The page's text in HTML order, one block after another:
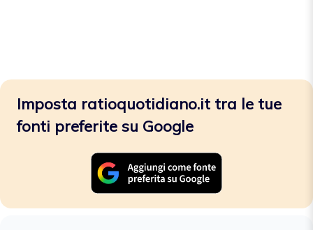
Imposta ratioquotidiano.it tra le tue
fonti preferite su Google